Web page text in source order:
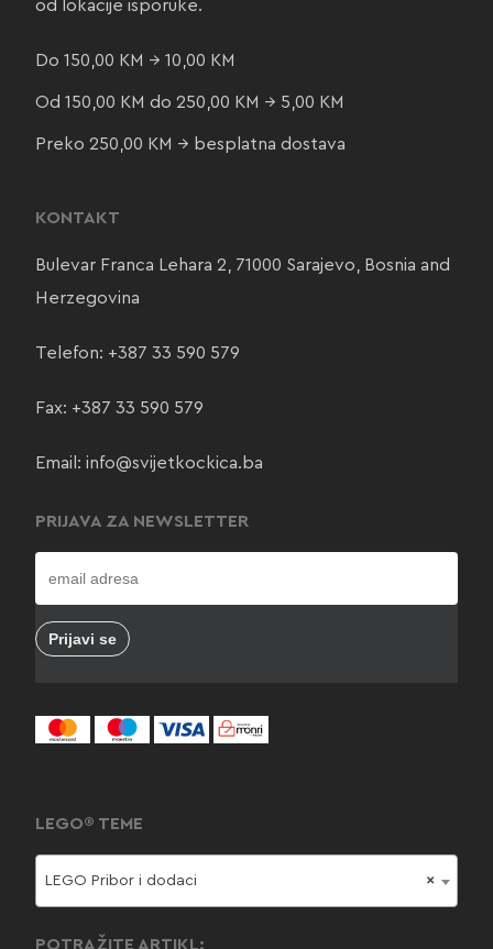
od lokacije isporuke.
Do 150,00 KM → 10,00 KM
Od 150,00 KM do 250,00 KM → 5,00 KM
Preko 250,00 KM → besplatna dostava
KONTAKT
Bulevar Franca Lehara 2, 71000 Sarajevo, Bosnia and
Herzegovina
Telefon: +387 33 590 579
Fax: +387 33 590 579
Email: info@svijetkockica.ba
PRIJAVA ZA NEWSLETTER
LEGO® TEME
×
LEGO Pribor i dodaci
POTRAŽITE ARTIKL: